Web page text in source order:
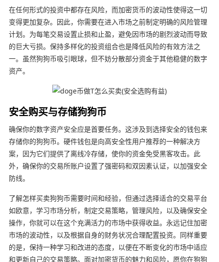
在任何形式的投资中都存在风险，而加密货币的波动性使得这一切
变得更加复杂。因此，你需要在进入市场之前制定明确的风险管理
计划。为每笔交易设置止损和止盈，避免因市场的剧烈波动而导致
的巨大亏损。保持多样化的投资组合也是降低风险的有效方法之
一。虽然狗狗币吸引眼球，但不妨分散部分资金于其他稳健的数字
资产。
安全购买与存储狗狗币
确保你的数字资产安全应是首要任务。这涉及到选择安全的钱包来
存储你的狗狗币。硬件钱包是向高安全性用户推荐的一种解决方
案，因为它们提供了离线冷存储，使你的资金免受黑客攻击。此
外，确保你的交易所账户设置了强密码和双因素认证，以加强安全
防线。
了解怎样买卖狗狗币需要时间和经验，但通过选择适合的交易平台
如欧意，学习市场分析，制定交易策略，管理风险，以及确保安全
操作，你就可以在这个充满活力的市场中获得收益。永远记住加密
市场的波动性，以及根据自身的财务状况合理配置投资。同样重要
的是，保持一种学习和改进的态度，以便在不断变化的市场中适应
和更新自己的交易策略。面对加密货币的魅力和风险，愿你在狗狗